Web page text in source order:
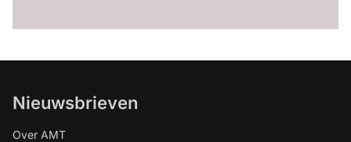
Nieuwsbrieven
Over AMT